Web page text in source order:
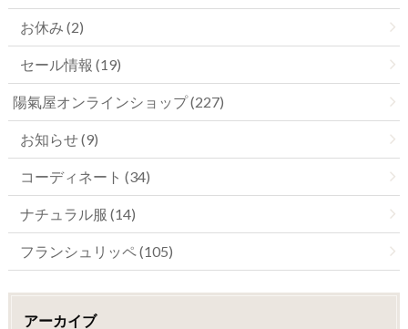
お休み (2)
セール情報 (19)
陽氣屋オンラインショップ (227)
お知らせ (9)
コーディネート (34)
ナチュラル服 (14)
フランシュリッペ (105)
アーカイブ